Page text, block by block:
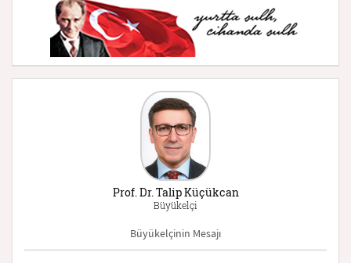
Prof. Dr. Talip Küçükcan
Büyükelçi
Büyükelçinin Mesajı